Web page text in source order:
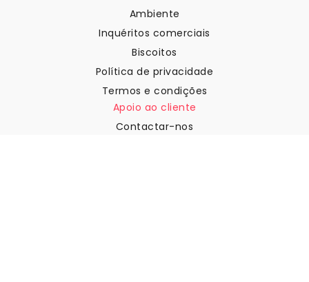
Ambiente
Inquéritos comerciais
Biscoitos
Política de privacidade
Termos e condições
Apoio ao cliente
Contactar-nos